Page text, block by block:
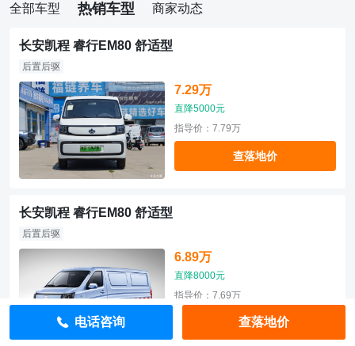
全部车型 热销车型 商家动态
长安凯程 睿行EM80 舒适型
后置后驱
7.29万
直降5000元
指导价：7.79万
查落地价
长安凯程 睿行EM80 舒适型
后置后驱
6.89万
直降8000元
指导价：7.69万
查落地价
电话咨询 查落地价